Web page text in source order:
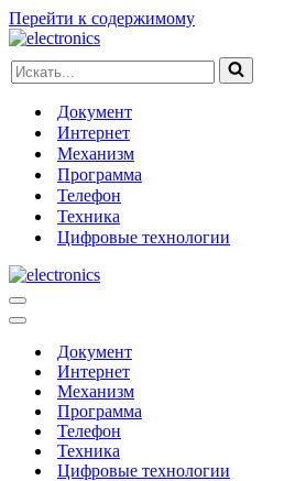
Перейти к содержимому
Искать...
Документ
Интернет
Механизм
Программа
Телефон
Техника
Цифровые технологии
Меню
навигации
Меню
навигацииДокумент
Интернет
Механизм
Программа
Телефон
Техника
Цифровые технологии